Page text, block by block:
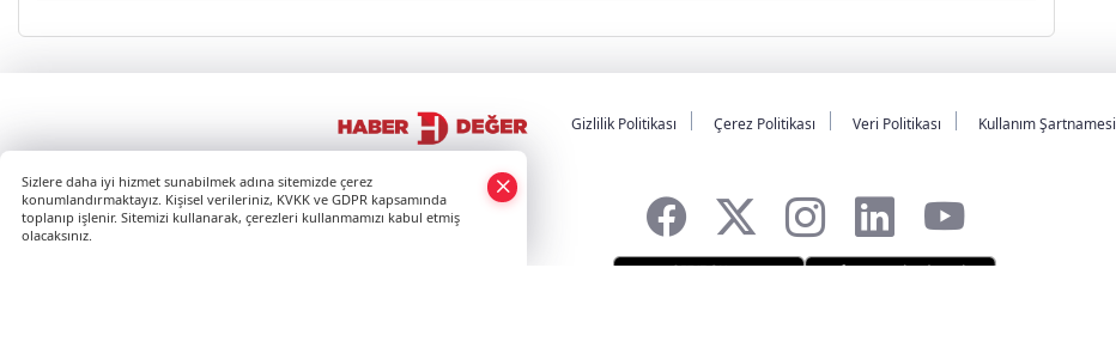
Gizlilik Politikası Çerez Politikası Veri Politikası Kullanım Şartnamesi
Sizlere daha iyi hizmet sunabilmek adına sitemizde çerez
konumlandırmaktayız. Kişisel verileriniz, KVKK ve GDPR kapsamında
toplanıp işlenir. Sitemizi kullanarak, çerezleri kullanmamızı kabul etmiş
olacaksınız.
Whatsapp
×